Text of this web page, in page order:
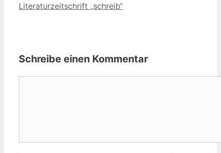
Literaturzeitschrift „schreib“
Schreibe einen Kommentar